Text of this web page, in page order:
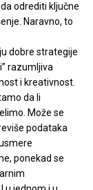
odrediti ključne
Naravno, to
dobre strategije
razumljiva
i kreativnost.
da li
Može se
podataka
ponekad se